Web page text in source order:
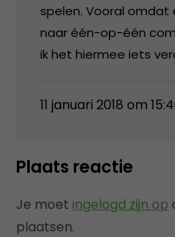
spelen. Vooral omdat
naar één-op-één
ik het hiermee iets
11 januari 2018 om
Plaats reactie
Je moet ingelogd zijn op
plaatsen.